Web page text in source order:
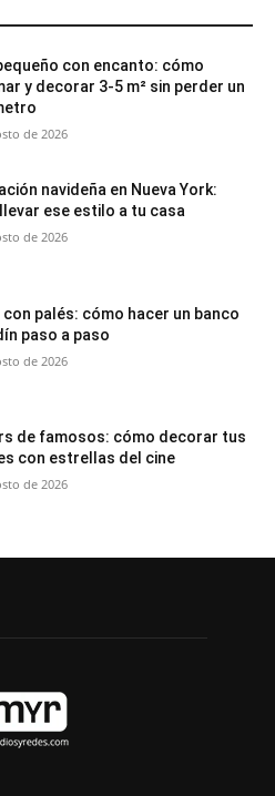
con encanto: cómo
y decorar 3-5 m² sin perder un
de 2026
navideña en Nueva York:
ese estilo a tu casa
de 2026
con palés: cómo hacer un banco
paso a paso
de 2026
de famosos: cómo decorar tus
con estrellas del cine
de 2026